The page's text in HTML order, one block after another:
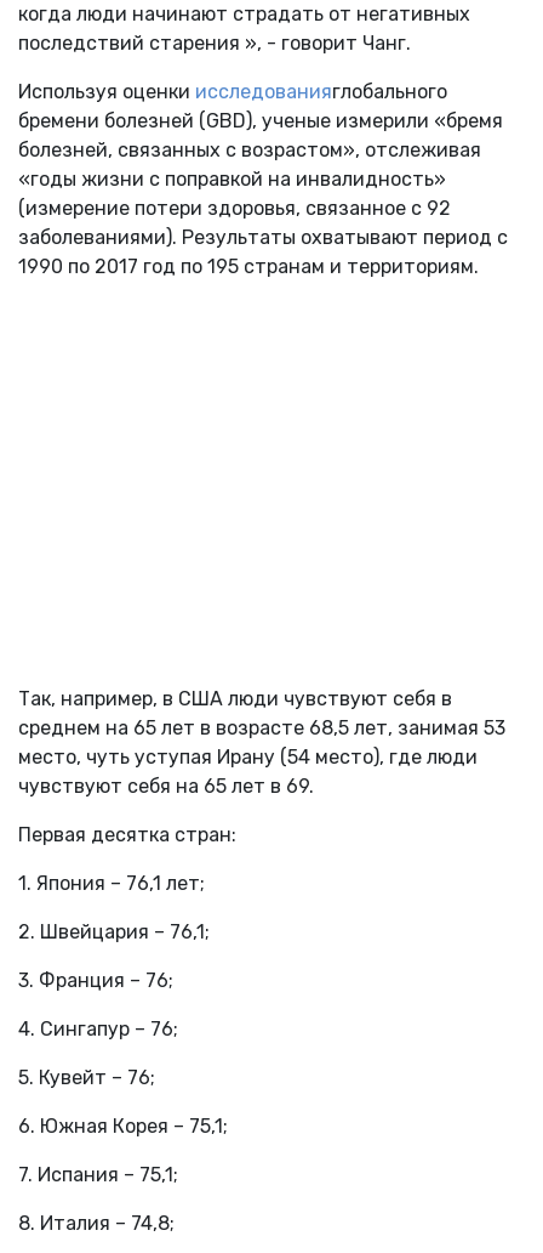
когда люди начинают страдать от негативных
последствий старения », - говорит Чанг.
Используя оценки исследованияглобального
бремени болезней (GBD), ученые измерили «бремя
болезней, связанных с возрастом», отслеживая
«годы жизни с поправкой на инвалидность»
(измерение потери здоровья, связанное с 92
заболеваниями). Результаты охватывают период с
1990 по 2017 год по 195 странам и территориям.
Так, например, в США люди чувствуют себя в
среднем на 65 лет в возрасте 68,5 лет, занимая 53
место, чуть уступая Ирану (54 место), где люди
чувствуют себя на 65 лет в 69.
Первая десятка стран:
1. Япония – 76,1 лет;
2. Швейцария – 76,1;
3. Франция – 76;
4. Сингапур – 76;
5. Кувейт – 76;
6. Южная Корея – 75,1;
7. Испания – 75,1;
8. Италия – 74,8;